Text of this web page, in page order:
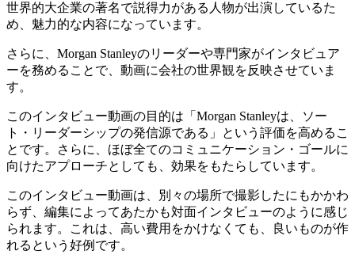
世界的大企業の著名で説得力がある人物が出演しているた
め、魅力的な内容になっています。
さらに、Morgan Stanleyのリーダーや専門家がインタビュア
ーを務めることで、動画に会社の世界観を反映させていま
す。
このインタビュー動画の目的は「Morgan Stanleyは、ソー
ト・リーダーシップの発信源である」という評価を高めるこ
とです。さらに、ほぼ全てのコミュニケーション・ゴールに
向けたアプローチとしても、効果をもたらしています。
このインタビュー動画は、別々の場所で撮影したにもかかわ
らず、編集によってあたかも対面インタビューのように感じ
られます。これは、高い費用をかけなくても、良いものが作
れるという好例です。